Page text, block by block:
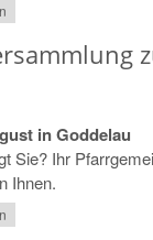
in Goddelau
Sie? Ihr
Ihnen.